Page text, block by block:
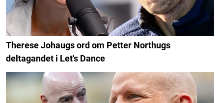
Therese Johaugs ord om Petter Northugs
deltagandet i Let's Dance